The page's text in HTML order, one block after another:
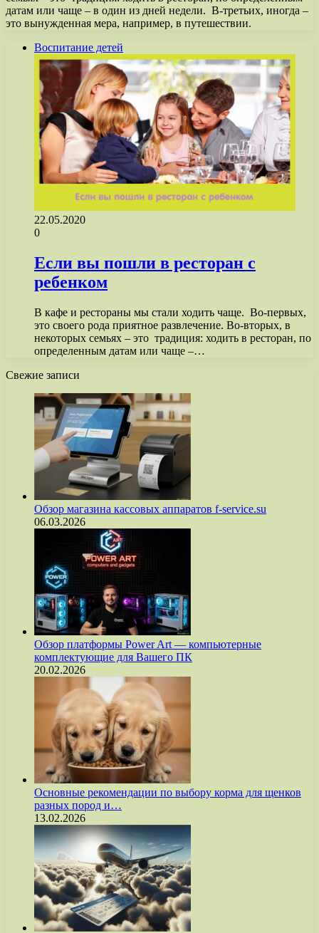
датам или чаще – в один из дней недели. В-третьих, иногда –
это вынужденная мера, например, в путешествии.
Воспитание детей
22.05.2020
0
Если вы пошли в ресторан с
ребенком
В кафе и рестораны мы стали ходить чаще. Во-первых,
это своего рода приятное развлечение. Во-вторых, в
некоторых семьях – это традиция: ходить в ресторан, по
определенным датам или чаще –…
Свежие записи
Обзор магазина кассовых аппаратов f-service.su
06.03.2026
Обзор платформы Power Art — компьютерные
комплектующие для Вашего ПК
20.02.2026
Основные рекомендации по выбору корма для щенков
разных пород и…
13.02.2026